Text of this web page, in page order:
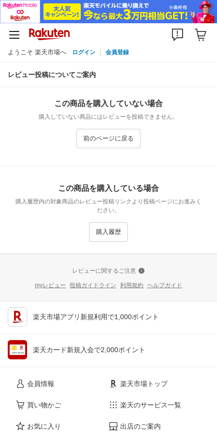
ようこそ 楽天市場へ ログイン 会員登録
レビュー投稿についてご案内
この商品を購入していない場合
購入していない商品にはレビューを投稿できません。
前のページに戻る
この商品を購入している場合
購入履歴内の対象商品のレビュー投稿リンクより投稿ページにお進みく
ださい。
購入履歴
レビューに関するご注意
myレビュー 投稿ガイドライン 利用規約 ヘルプガイド
楽天市場アプリ新規利用で1,000ポイント
楽天カード新規入会で2,000ポイント
会員情報
買い物かご
お気に入り
楽天市場トップ
楽天のサービス一覧
出店のご案内